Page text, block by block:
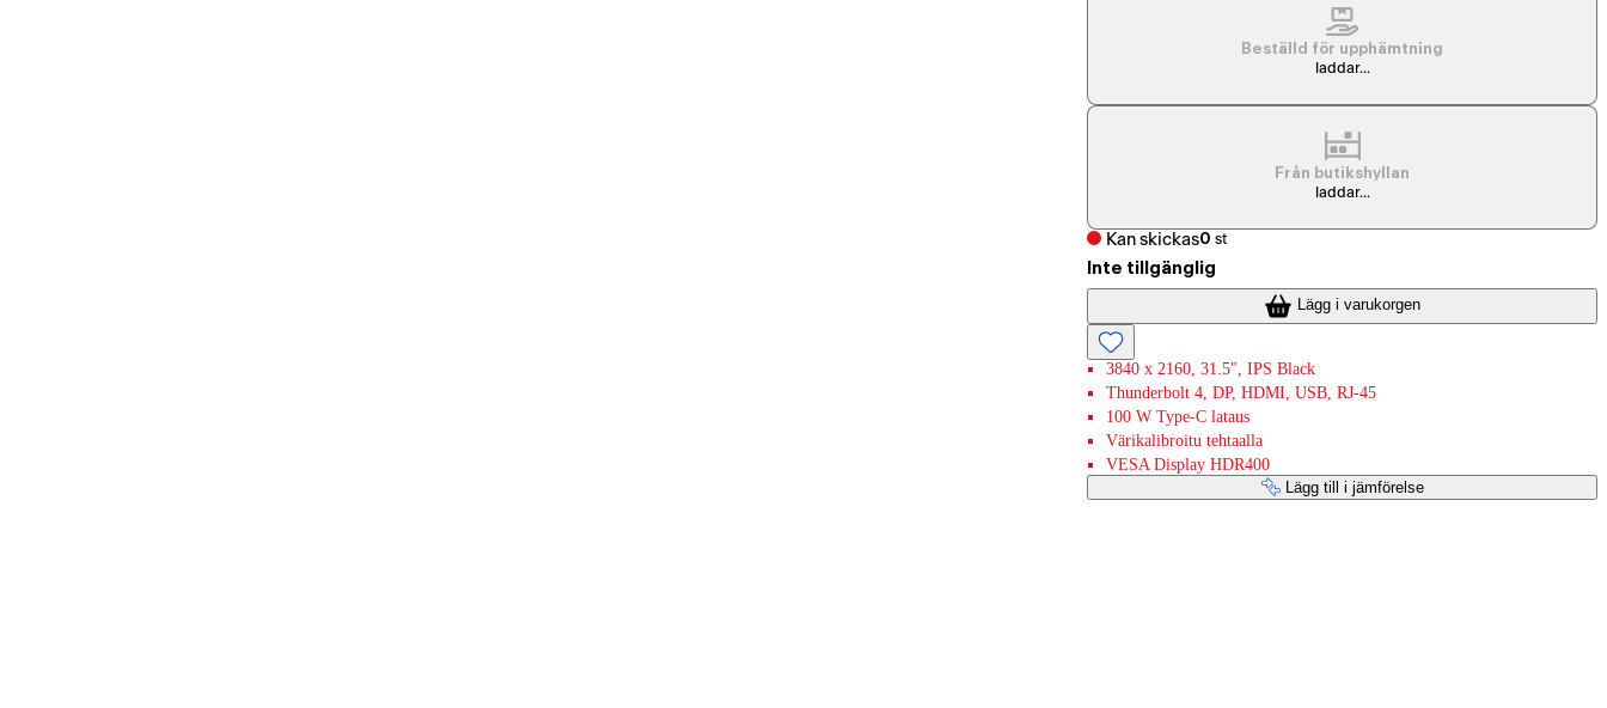
Beställd för upphämtning
laddar...
Från butikshyllan
laddar...
Kan skickas0 st
Inte tillgänglig
Lägg i varukorgen
3840 x 2160, 31.5", IPS Black
Thunderbolt 4, DP, HDMI, USB, RJ-45
100 W Type-C lataus
Värikalibroitu tehtaalla
VESA Display HDR400
Lägg till i jämförelse